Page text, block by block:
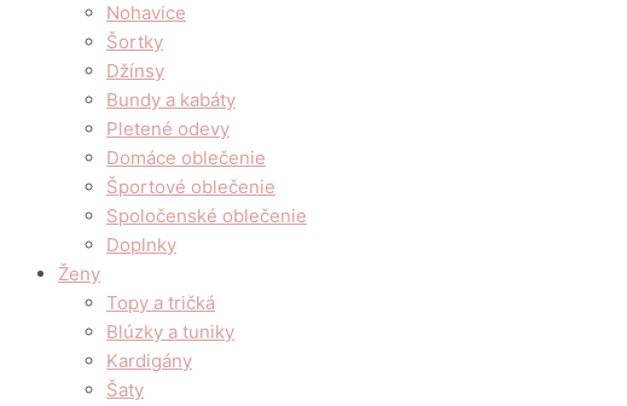
Nohavice
Šortky
Džínsy
Bundy a kabáty
Pletené odevy
Domáce oblečenie
Športové oblečenie
Spoločenské oblečenie
Doplnky
Ženy
Topy a tričká
Blúzky a tuniky
Kardigány
Šaty